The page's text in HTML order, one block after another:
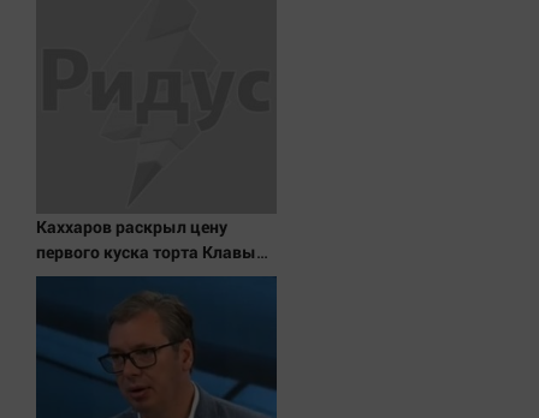
Каххаров раскрыл цену
первого куска торта Клавы
Коки и Масленникова